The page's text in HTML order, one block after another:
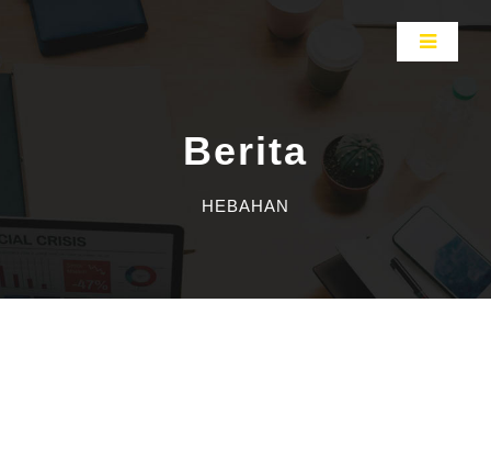
Berita
HEBAHAN